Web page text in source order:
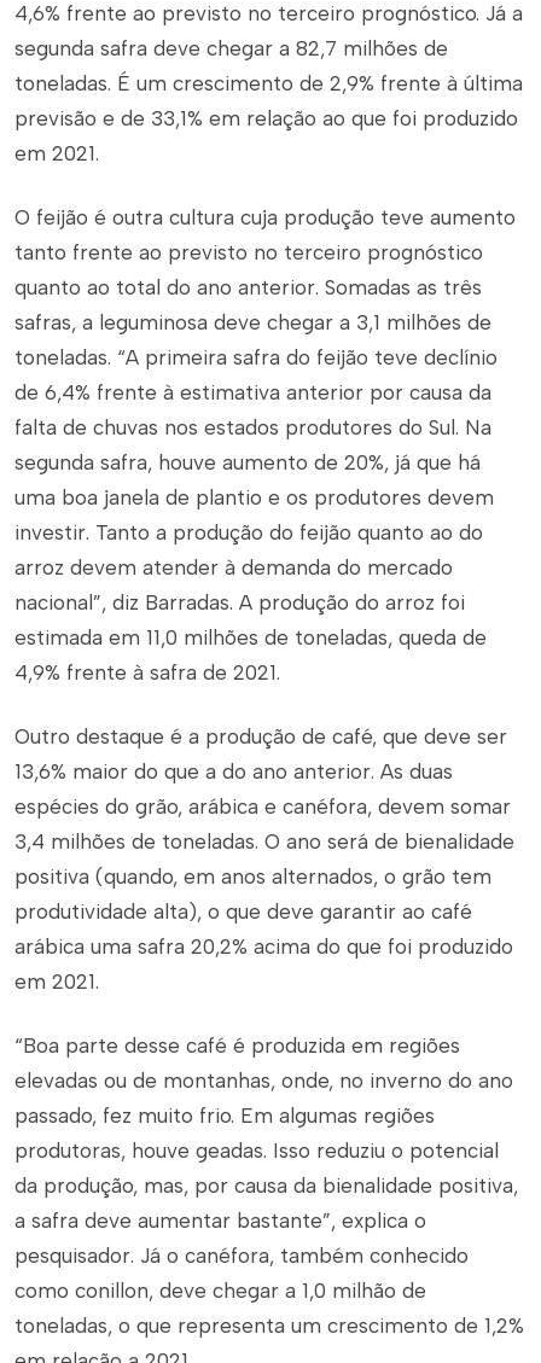
4,6% frente ao previsto no terceiro prognóstico. Já a
segunda safra deve chegar a 82,7 milhões de
toneladas. É um crescimento de 2,9% frente à última
previsão e de 33,1% em relação ao que foi produzido
em 2021.
O feijão é outra cultura cuja produção teve aumento
tanto frente ao previsto no terceiro prognóstico
quanto ao total do ano anterior. Somadas as três
safras, a leguminosa deve chegar a 3,1 milhões de
toneladas. “A primeira safra do feijão teve declínio
de 6,4% frente à estimativa anterior por causa da
falta de chuvas nos estados produtores do Sul. Na
segunda safra, houve aumento de 20%, já que há
uma boa janela de plantio e os produtores devem
investir. Tanto a produção do feijão quanto ao do
arroz devem atender à demanda do mercado
nacional”, diz Barradas. A produção do arroz foi
estimada em 11,0 milhões de toneladas, queda de
4,9% frente à safra de 2021.
Outro destaque é a produção de café, que deve ser
13,6% maior do que a do ano anterior. As duas
espécies do grão, arábica e canéfora, devem somar
3,4 milhões de toneladas. O ano será de bienalidade
positiva (quando, em anos alternados, o grão tem
produtividade alta), o que deve garantir ao café
arábica uma safra 20,2% acima do que foi produzido
em 2021.
“Boa parte desse café é produzida em regiões
elevadas ou de montanhas, onde, no inverno do ano
passado, fez muito frio. Em algumas regiões
produtoras, houve geadas. Isso reduziu o potencial
da produção, mas, por causa da bienalidade positiva,
a safra deve aumentar bastante”, explica o
pesquisador. Já o canéfora, também conhecido
como conillon, deve chegar a 1,0 milhão de
toneladas, o que representa um crescimento de 1,2%